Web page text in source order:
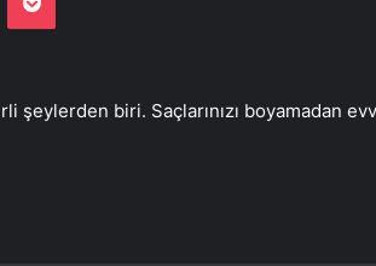
şeylerden biri. Saçlarınızı boyamadan